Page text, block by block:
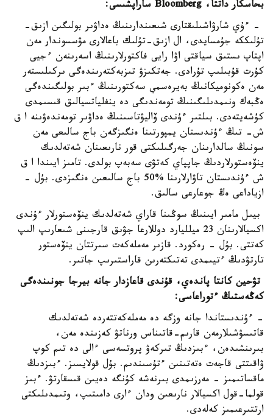
بحاسكار داتتا، Bloomberg ساراپشىسى:
- ءۇي شارۋاشىلىقتارى شىعىندارىنىڭ ەداۋىر بولىگىن ازىق-
تۇلىككە جۇمسايدى، ال ازىق-تۇلىك باعالارى مۋسسوندار مەن
اپتاپ ىستىق سياقتى اۋا رايى فاكتورلارىنىڭ اسەرىنەن ءجيى
كۇرت قۇبىلىپ تۇرادى. جەتكىزۋ تىزبەكتەرىندەگى ىركىلىستەر
مەن ەكونوميكانىڭ بەيرەسمي سەكتورىنىڭ ءبىر بولىگىندەگى
ەڭبەك ونىمدىلىگىنىڭ تومەندىگى دە ينفلياتسيالىق قىسىمدى
كۇشەيتەدى. بىلتىر ءۇندى ۆاليۋتاسىنىڭ ەداۋىر تومەندەۋىنە ا ق
ش- تىڭ ءۇندىستان يمپورتىنا ەنگىزگەن باج سالىعى مەن
سونىڭ سالدارىنان جەرگىلىكتى قور نارىعىنان شەتەلدىك
ينۆەستورلاردىڭ جاپپاي كەتۋى سەبەپ بولدى. تامىز ايىندا ا ق
ش ءۇندىستان تاۋارلارىنا %50 باج سالىعىن ەنگىزدى. بۇل -
ازياداعى ەڭ جوعارعى سالىق.
بيىل مامىر ايىنىڭ سوڭىنا قاراي شەتەلدىك ينۆەستورلار ءۇندى
اكسيالارىنان 23 ميلليارد دوللارعا جۋىق قارجىنى شىعارىپ الىپ
كەتتى. بۇل - رەكورد. قازىر مەملەكەت سىرتتان ينۆەستور
تارتۋدىڭ ءتيىمدى تەتىكتەرىن قاراستىرىپ جاتىر.
تۋحين كانتا پاندەي، قۇندى قاعازدار جانە بيرجا جونىندەگى
كەڭەستىڭ ءتوراعاسى:
- ءۇندىستاندا جانە وزگە دە مەملەكەتتەردە شەتەلدىك
قاتىسۋشىلارمەن قارىم-قاتىناس ورناتۋ كەزىندە مەن،
بىرىنشىدەن، ءبىزدىڭ تىركەۋ پروتسەسى ءالى دە تىم كوپ
ۋاقىتتى قاجەت ەتەتىنىن ءتۇسىندىم. بۇل قولايسىز. ءبىزدىڭ
ماقساتىمىز - مەرزىمدى بىرنەشە كۇنگە دەيىن قىسقارتۋ. ءبىز
قولما-قول اكسيالار نارىعىن ودان ءارى دامىتىپ، وتىمدىلىكتى
ارتتىرعىمىز كەلەدى.